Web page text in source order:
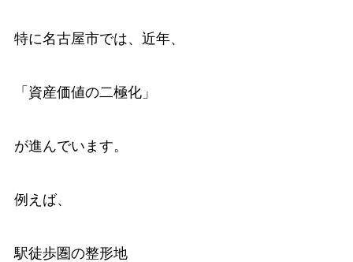
特に名古屋市では、近年、
「資産価値の二極化」
が進んでいます。
例えば、
駅徒歩圏の整形地